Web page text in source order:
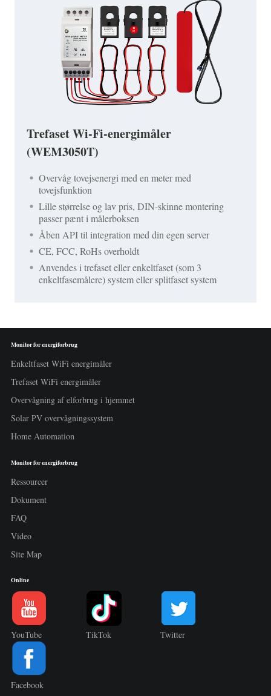
Trefaset Wi-Fi-energimåler
(WEM3050T)
Overvåg tovejsenergi med en meter med
tovejsfunktion
Lille størrelse og lav pris, DIN-skinne montering
passer pænt i målerboksen
Åben API til integration med din egen server
CE, FCC, RoHs overholdt
Anvendes i trefaset eller enkeltfaset (som 3
enkeltfasemålere) system eller splitfaset system
Monitor for energiforbrug
Enkeltfaset WiFi energimåler
Trefaset WiFi energimåler
Overvågning af elforbrug i hjemmet
Solar PV overvågningssystem
Home Automation
Monitor for energiforbrug
Ressourcer
Dokument
FAQ
Video
Site Map
Online
YouTube TikTok Twitter
Facebook